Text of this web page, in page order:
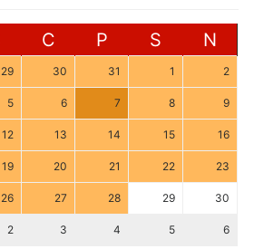
C P S N
29 30 31 1 2
5 6 7 8 9
12 13 14 15 16
19 20 21 22 23
26 27 28 29 30
2 3 4 5 6